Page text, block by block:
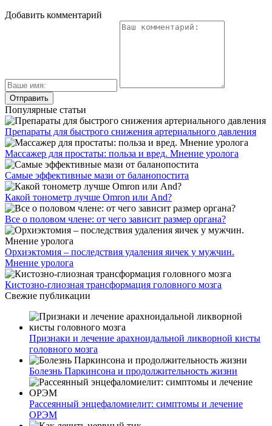
Добавить комментарий
Популярные статьи
Препараты для быстрого снижения артериального давления
Массажер для простаты: польза и вред. Мнение уролога
Самые эффективные мази от баланопостита
Какой тонометр лучше Omron или And?
Все о половом члене: от чего зависит размер органа?
Орхиэктомия – последствия удаления яичек у мужчин.
Мнение уролога
Кистозно-глиозная трансформация головного мозга
Свежие публикации
Признаки и лечение арахноидальной ликворной кисты
головного мозга
Болезнь Паркинсона и продолжительность жизни
Рассеянный энцефаломиелит: симптомы и лечение
ОРЭМ